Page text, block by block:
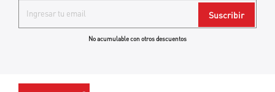
Suscribir
No acumulable con otros descuentos